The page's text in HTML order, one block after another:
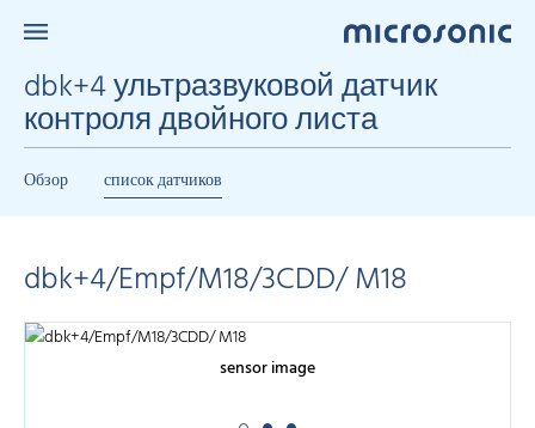
dbk+4 ультразвуковой датчик
контроля двойного листа
Обзор список датчиков
dbk+4/Empf/M18/3CDD/ M18
sensor image